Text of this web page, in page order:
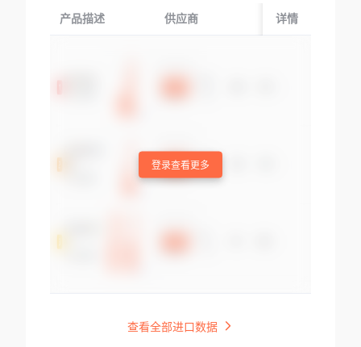
产品描述 供应商 起运国/地区
详情
登录查看更多
查看全部进口数据